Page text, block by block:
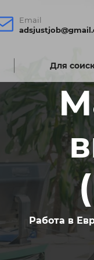
Email
Для
Работа в